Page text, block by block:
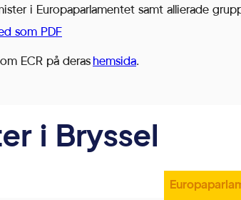
i Europaparlamentet samt allierade
som PDF
ECR på derashemsida.
i Bryssel